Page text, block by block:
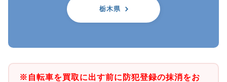
栃木県
※自転車を買取に出す前に防犯登録の抹消をお